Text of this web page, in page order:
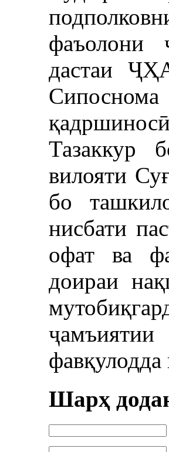
фаъолони
дастаи
вилояти
бо
нисбати
офат ва
доираи
Шарҳ